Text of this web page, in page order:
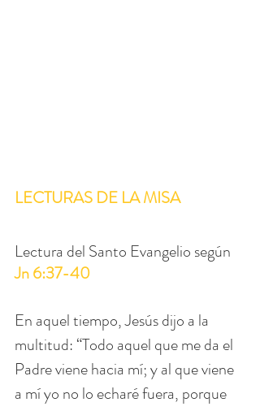
LECTURAS DE LA MISA
Lectura del Santo Evangelio según
Jn 6:37-40
En aquel tiempo, Jesús dijo a la
multitud: “Todo aquel que me da el
Padre viene hacia mí; y al que viene
a mí yo no lo echaré fuera, porque